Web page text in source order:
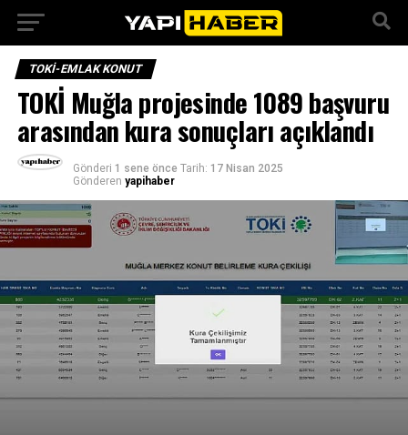
TOKI-EMLAK KONUT
TOKİ Muğla projesinde 1089 başvuru
arasından kura sonuçları açıklandı
Gönderi 1 sene önce Tarih: 17 Nisan 2025
Gönderen yapihaber